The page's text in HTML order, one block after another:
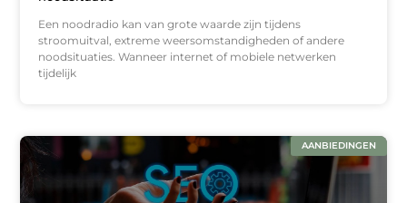
Een noodradio kan van grote waarde zijn tijdens
stroomuitval, extreme weersomstandigheden of andere
noodsituaties. Wanneer internet of mobiele netwerken
tijdelijk
AANBIEDINGEN